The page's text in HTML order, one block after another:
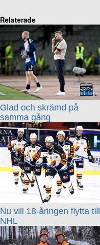
Relaterade
Glad och skrämd på
samma gång
Nu vill 18-åringen flytta till
NHL